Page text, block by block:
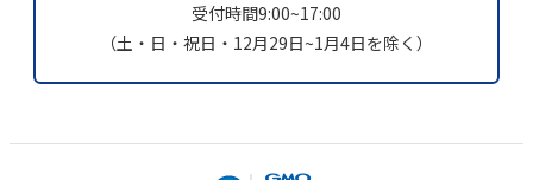
受付時間9:00~17:00
（土・日・祝日・12月29日~1月4日を除く）